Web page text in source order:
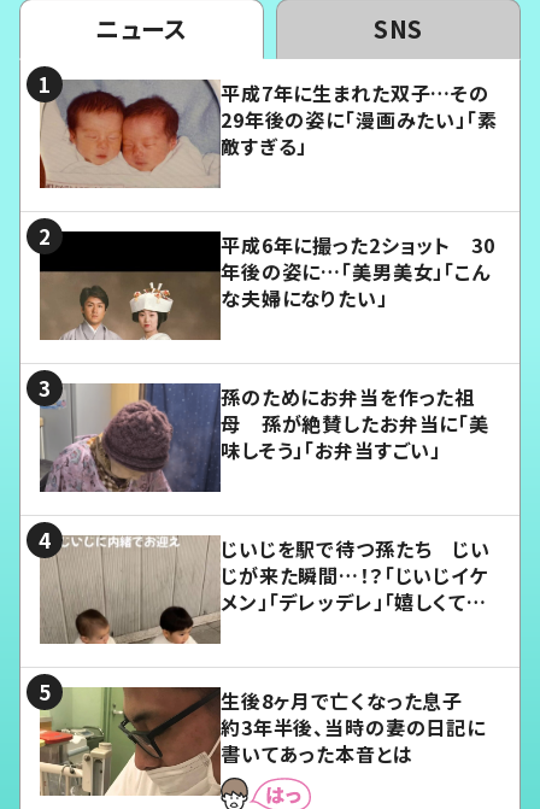
ニュース SNS
平成7年に生まれた双子…その
29年後の姿に「漫画みたい」「素
敵すぎる」
平成6年に撮った2ショット 30
年後の姿に…「美男美女」「こん
な夫婦になりたい」
孫のためにお弁当を作った祖
母 孫が絶賛したお弁当に「美
味しそう」「お弁当すごい」
じいじを駅で待つ孫たち じい
じが来た瞬間…！？「じいじイケ
メン」「デレッデレ」「嬉しくて可
生後8ヶ月で亡くなった息子
約3年半後、当時の妻の日記に
書いてあった本音とは